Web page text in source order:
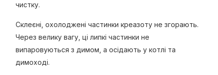
чистку.
Склеєні, охолоджені частинки креазоту не згорають.
Через велику вагу, ці липкі частинки не
випаровуються з димом, а осідають у котлі та
димоході.